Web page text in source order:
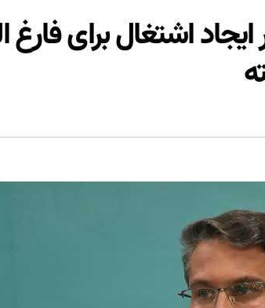
اشتغال برای فارغ